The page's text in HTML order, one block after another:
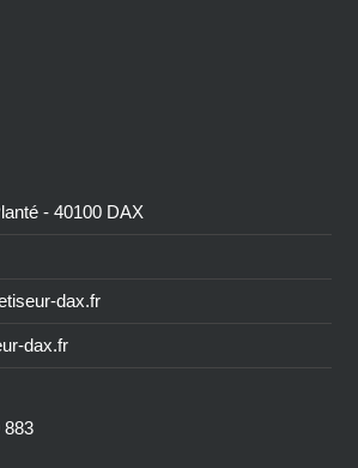
- 40100 DAX
dax.fr
dax.fr
883